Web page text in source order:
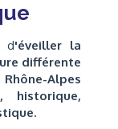
d'éveiller la
différente
Alpes
historique,